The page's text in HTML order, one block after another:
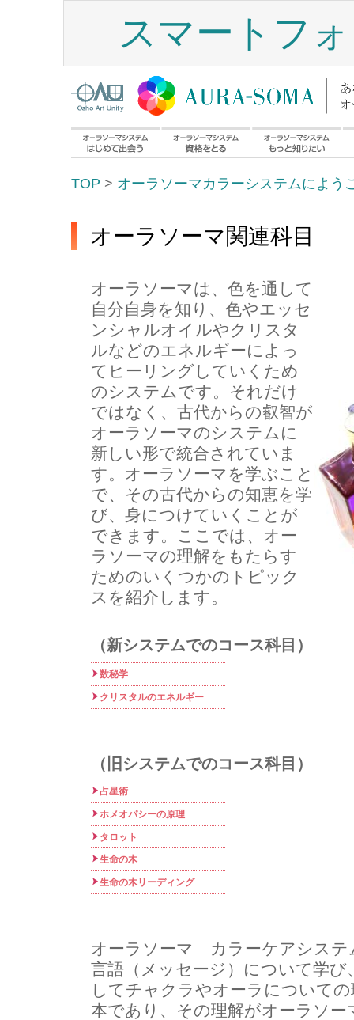
スマートフ
TOP > オーラソーマカラーシステムによう
オーラソーマ関連科目
オーラソーマは、色を通して
自分自身を知り、色やエッセ
ンシャルオイルやクリスタ
ルなどのエネルギーによっ
てヒーリングしていくため
のシステムです。それだけ
ではなく、古代からの叡智が
オーラソーマのシステムに
新しい形で統合されていま
す。オーラソーマを学ぶこと
で、その古代からの知恵を学
び、身につけていくことが
できます。ここでは、オー
ラソーマの理解をもたらす
ためのいくつかのトピック
スを紹介します。
（新システムでのコース科目）
数秘学
クリスタルのエネルギー
（旧システムでのコース科目）
占星術
ホメオパシーの原理
タロット
生命の木
生命の木リーディング
オーラソーマ カラーケアシステ
言語（メッセージ）について学
してチャクラやオーラについて
本であり、その理解がオーラソ